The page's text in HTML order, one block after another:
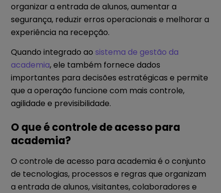
organizar a entrada de alunos, aumentar a
segurança, reduzir erros operacionais e melhorar a
experiência na recepção.
Quando integrado aosistema de gestão da
academia, ele também fornece dados
importantes para decisões estratégicas e permite
que a operação funcione com mais controle,
agilidade e previsibilidade.
O que é controle de acesso para
academia?
O controle de acesso para academia é o conjunto
de tecnologias, processos e regras que organizam
a entrada de alunos, visitantes, colaboradores e